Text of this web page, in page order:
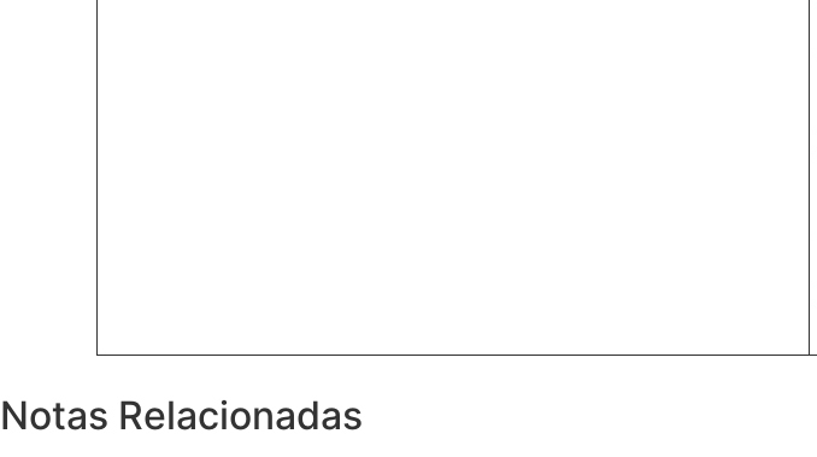
Notas Relacionadas